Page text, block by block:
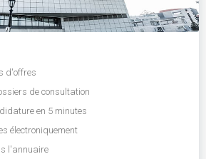
d'offres
de consultation
en 5 minutes
électroniquement
l'annuaire